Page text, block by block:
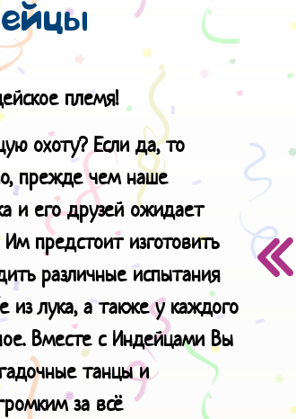
племя!
охоту? Если да, то
прежде чем наше
и его друзей ожидает
предстоит изготовить
различные испытания
из лука, а также у каждого
Вместе с Индейцами Вы
танцы и
за всё